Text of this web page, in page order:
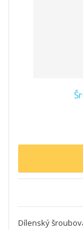
Dílenský